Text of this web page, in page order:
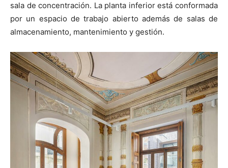
sala de concentración. La planta inferior está conformada
por un espacio de trabajo abierto además de salas de
almacenamiento, mantenimiento y gestión.